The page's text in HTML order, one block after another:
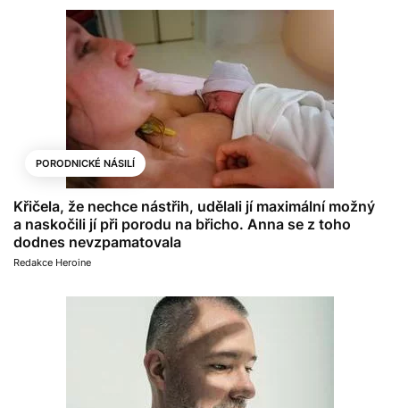
PORODNICKÉ NÁSILÍ
Křičela, že nechce nástřih, udělali jí maximální možný
a naskočili jí při porodu na břicho. Anna se z toho
dodnes nevzpamatovala
Redakce Heroine